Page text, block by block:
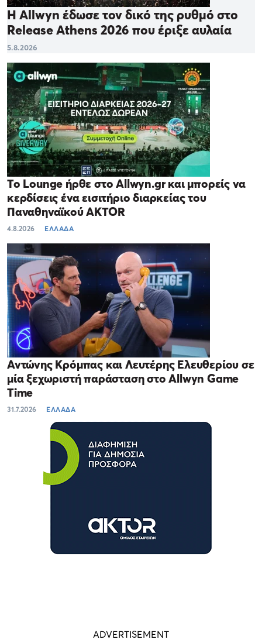
Η Allwyn έδωσε τον δικό της ρυθμό στο
Release Athens 2026 που έριξε αυλαία
5.8.2026
Το Lounge ήρθε στο Allwyn.gr και μπορείς να
κερδίσεις ένα εισιτήριο διαρκείας του
Παναθηναϊκού AKTOR
4.8.2026 ΕΛΛΑΔΑ
Αντώνης Κρόμπας και Λευτέρης Ελευθερίου σε
μία ξεχωριστή παράσταση στο Allwyn Game
Time
31.7.2026 ΕΛΛΑΔΑ